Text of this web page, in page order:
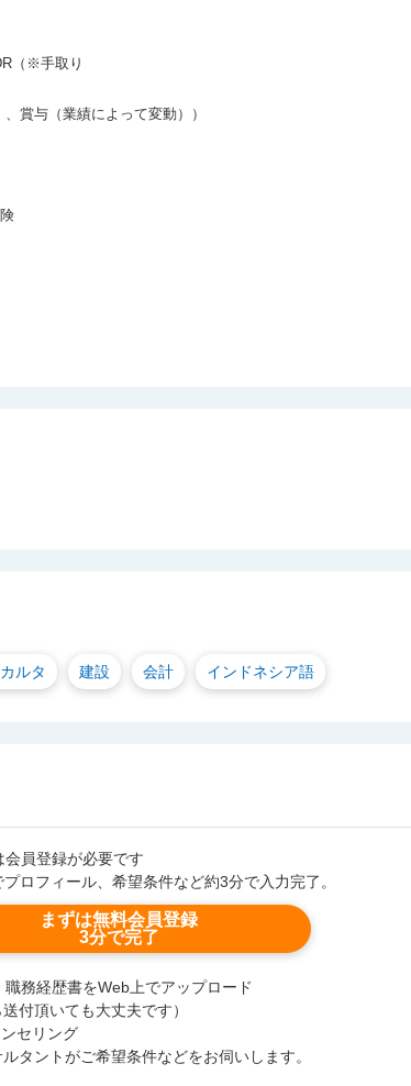
（※手取り
賞与（業績によって変動））
ルタ 建設 会計 インドネシア語
会員登録が必要です
ロフィール、希望条件など約3分で入力完了。
まずは無料会員登録
3分で完了
職務経歴書をWeb上でアップロード
送付頂いても大丈夫です）
セリング
タントがご希望条件などをお伺いします。